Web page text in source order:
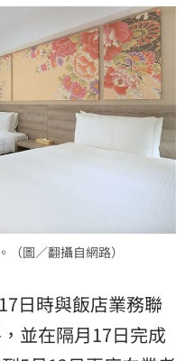
圖／翻攝自網路）
日時與飯店業務聯
並在隔月17日完成